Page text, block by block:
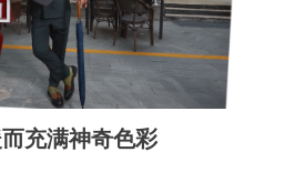
充满神奇色彩